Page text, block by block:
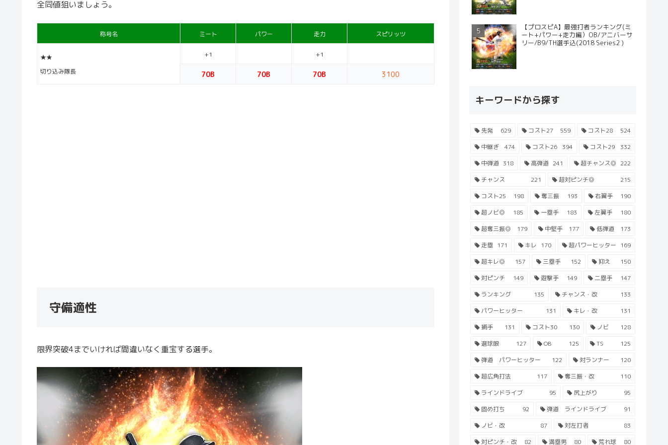
全同値狙いましょう。
称号名 ミート パワー 走力 スピリッツ
★★
切り込み隊長
+1 +1
70B 70B 70B 3100
守備適性
限界突破4までいければ間違いなく重宝する選手。
【プロスピA】最強打者ランキング(ミ
ート+パワー+走力編）OB/アニバーサ
リー/B9/TH選手込(2018 Series2 )
キーワードから探す
先発 629 コスト27 559 コスト28
524
中継ぎ
474 コスト26 394 コスト29
332
中弾道 318 高弾道 241 超チャンス◎ 222
チャンス
221 超対ピンチ◎
215
コスト25
198 奪三振 193 右翼手
190
超ノビ◎
185 一塁手 183 左翼手
180
超奪三振◎
179 中堅手 177 低弾道
173
走塁 171 キレ 170 超パワーヒッター 169
超キレ◎
157 三塁手 152 抑え
150
対ピンチ
149 遊撃手 149 二塁手
147
ランキング
135 チャンス・改
133
パワーヒッター
131 キレ・改
131
捕手
131 コスト30 130 ノビ
128
選球眼
127 OB 125 TS
125
弾道 パワーヒッター
122 対ランナー
120
超広角打法
117 奪三振・改
110
ラインドライブ
95 尻上がり
95
固め打ち
92 弾道 ラインドライブ
91
ノビ・改
87 対左打者
83
対ピンチ・改
82 満塁男 80 荒れ球 80